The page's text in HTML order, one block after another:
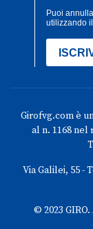
Girofvg.com è
al n. 1168
Via Galilei, 55 -
© 2023